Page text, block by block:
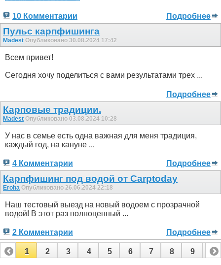
10 Комментарии Подробнее
Пульс карпфишинга
Madest Опубликовано 30.08.2024 17:42
Всем привет!
Сегодня хочу поделиться с вами результатами трех ...
Подробнее
Карповые традиции.
Madest Опубликовано 03.08.2024 10:28
У нас в семье есть одна важная для меня традиция,
каждый год, на кануне ...
4 Комментарии Подробнее
Карпфишинг под водой от Carptoday
Eroha Опубликовано 26.06.2024 22:18
Наш тестовый выезд на новый водоем с прозрачной
водой! В этот раз полноценный ...
2 Комментарии Подробнее
1 2 3 4 5 6 7 8 9 10